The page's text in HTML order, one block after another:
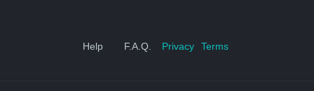
Help F.A.Q. Privacy Terms